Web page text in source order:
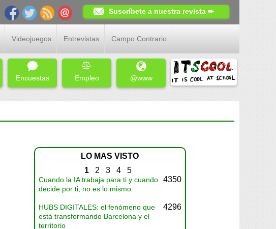
Suscríbete a nuestra revista ➨
Videojuegos Entrevistas Campo Contrario
Encuestas Empleo @www
LO MAS VISTO
1 2 3 4 5
Cuando la IA trabaja para ti y cuando
decide por ti, no es lo mismo
4350
HUBS DIGITALES: el fenómeno que
está transformando Barcelona y el
territorio
4296